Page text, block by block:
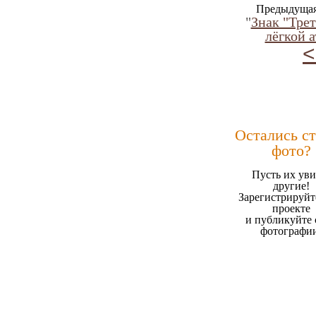
"Знак
лёгкой
Остались
фото?
Пусть их
другие!
проекте
и публикуйте